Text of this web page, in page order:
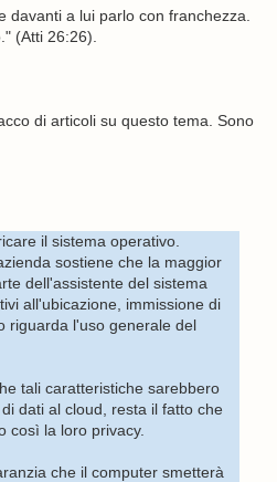
a lui parlo con franchezza.
(Atti 26:26).
di articoli su questo tema. Sono
il sistema operativo.
sostiene che la maggior
dell'assistente del sistema
all'ubicazione, immissione di
riguarda l'uso generale del
tali caratteristiche sarebbero
dati al cloud, resta il fatto che
così la loro privacy.
che il computer smetterà